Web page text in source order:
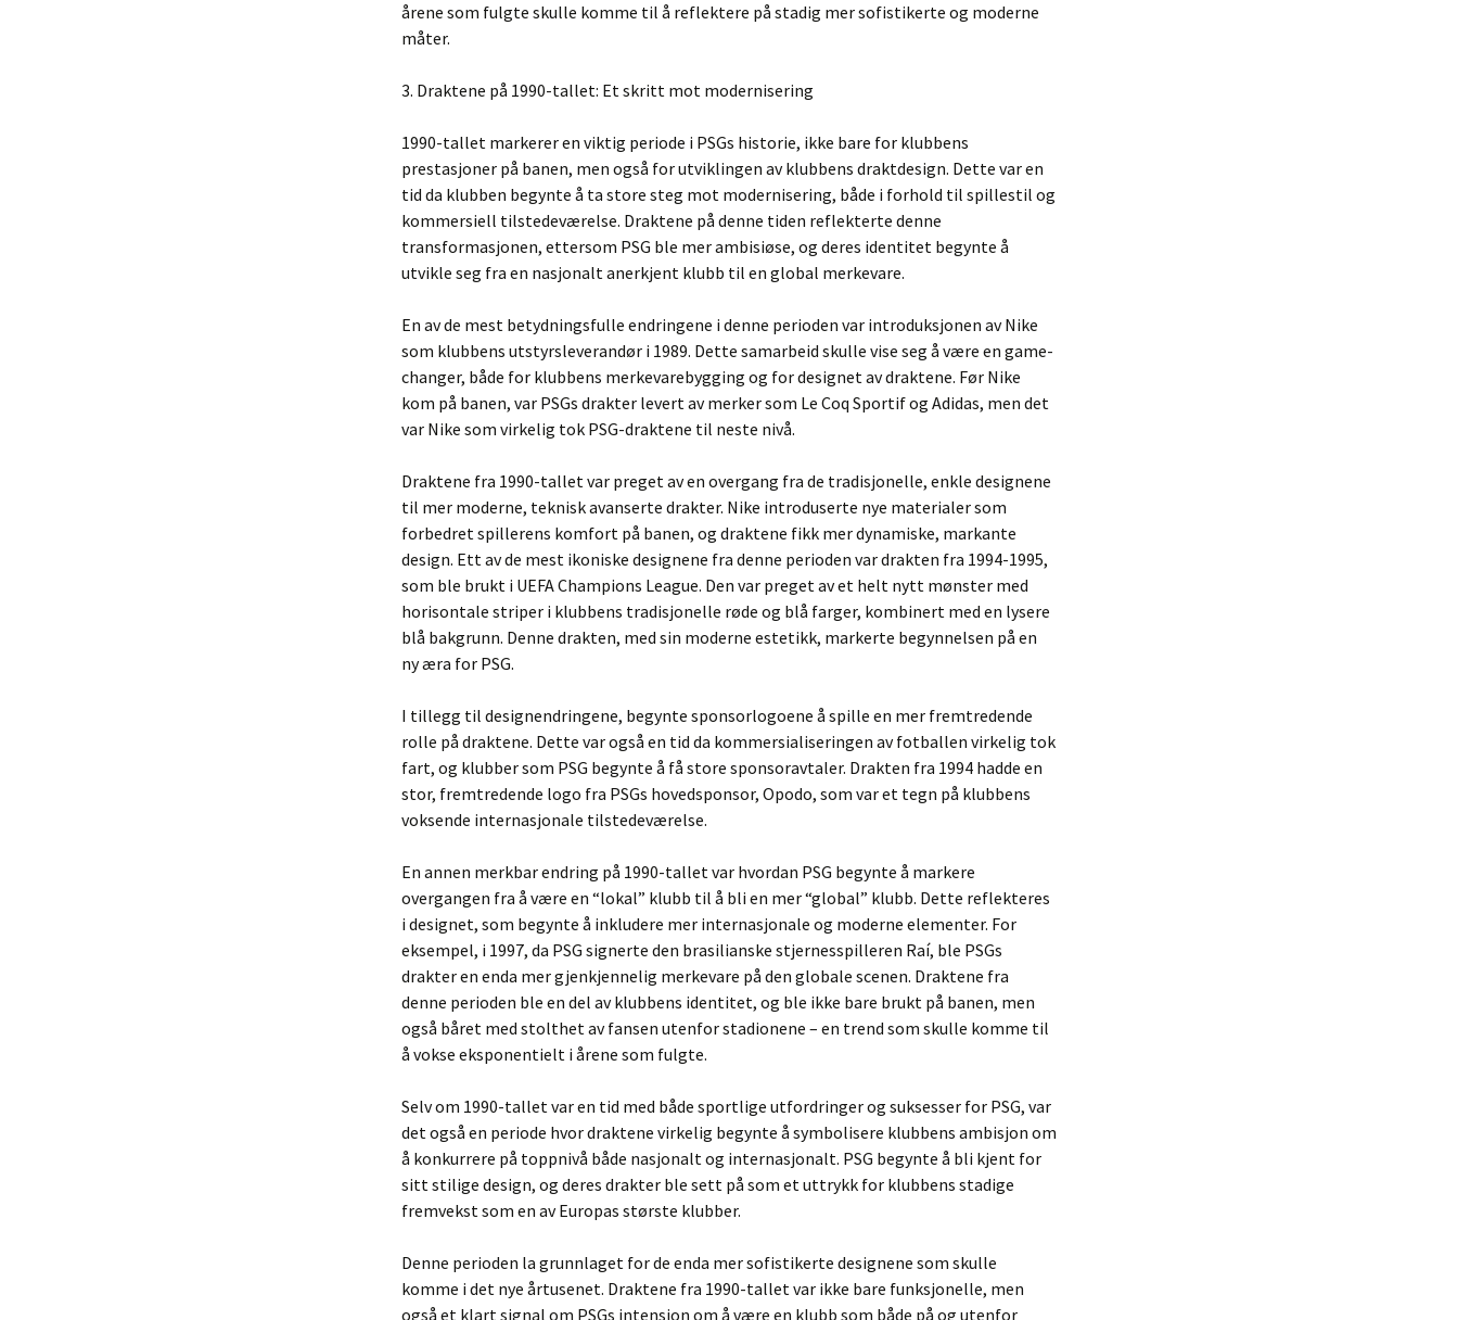
årene som fulgte skulle komme til å reflektere på stadig mer sofistikerte og moderne
måter.
3. Draktene på 1990-tallet: Et skritt mot modernisering
1990-tallet markerer en viktig periode i PSGs historie, ikke bare for klubbens
prestasjoner på banen, men også for utviklingen av klubbens draktdesign. Dette var en
tid da klubben begynte å ta store steg mot modernisering, både i forhold til spillestil og
kommersiell tilstedeværelse. Draktene på denne tiden reflekterte denne
transformasjonen, ettersom PSG ble mer ambisiøse, og deres identitet begynte å
utvikle seg fra en nasjonalt anerkjent klubb til en global merkevare.
En av de mest betydningsfulle endringene i denne perioden var introduksjonen av Nike
som klubbens utstyrsleverandør i 1989. Dette samarbeid skulle vise seg å være en game-
changer, både for klubbens merkevarebygging og for designet av draktene. Før Nike
kom på banen, var PSGs drakter levert av merker som Le Coq Sportif og Adidas, men det
var Nike som virkelig tok PSG-draktene til neste nivå.
Draktene fra 1990-tallet var preget av en overgang fra de tradisjonelle, enkle designene
til mer moderne, teknisk avanserte drakter. Nike introduserte nye materialer som
forbedret spillerens komfort på banen, og draktene fikk mer dynamiske, markante
design. Ett av de mest ikoniske designene fra denne perioden var drakten fra 1994-1995,
som ble brukt i UEFA Champions League. Den var preget av et helt nytt mønster med
horisontale striper i klubbens tradisjonelle røde og blå farger, kombinert med en lysere
blå bakgrunn. Denne drakten, med sin moderne estetikk, markerte begynnelsen på en
ny æra for PSG.
I tillegg til designendringene, begynte sponsorlogoene å spille en mer fremtredende
rolle på draktene. Dette var også en tid da kommersialiseringen av fotballen virkelig tok
fart, og klubber som PSG begynte å få store sponsoravtaler. Drakten fra 1994 hadde en
stor, fremtredende logo fra PSGs hovedsponsor, Opodo, som var et tegn på klubbens
voksende internasjonale tilstedeværelse.
En annen merkbar endring på 1990-tallet var hvordan PSG begynte å markere
overgangen fra å være en “lokal” klubb til å bli en mer “global” klubb. Dette reflekteres
i designet, som begynte å inkludere mer internasjonale og moderne elementer. For
eksempel, i 1997, da PSG signerte den brasilianske stjernesspilleren Raí, ble PSGs
drakter en enda mer gjenkjennelig merkevare på den globale scenen. Draktene fra
denne perioden ble en del av klubbens identitet, og ble ikke bare brukt på banen, men
også båret med stolthet av fansen utenfor stadionene – en trend som skulle komme til
å vokse eksponentielt i årene som fulgte.
Selv om 1990-tallet var en tid med både sportlige utfordringer og suksesser for PSG, var
det også en periode hvor draktene virkelig begynte å symbolisere klubbens ambisjon om
å konkurrere på toppnivå både nasjonalt og internasjonalt. PSG begynte å bli kjent for
sitt stilige design, og deres drakter ble sett på som et uttrykk for klubbens stadige
fremvekst som en av Europas største klubber.
Denne perioden la grunnlaget for de enda mer sofistikerte designene som skulle
komme i det nye årtusenet. Draktene fra 1990-tallet var ikke bare funksjonelle, men
også et klart signal om PSGs intensjon om å være en klubb som både på og utenfor